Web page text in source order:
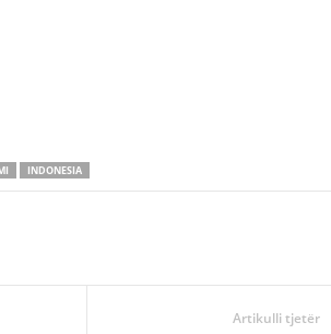
INDONESIA
Artikulli tjetër